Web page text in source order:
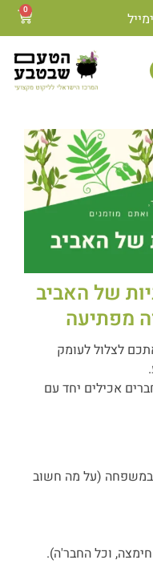
0
של האביב
מפתיעה
לצלול לעומק
אכילים יחד עם
במשפחה (על מה חשוב
חימצה, וכל החבר'ה).